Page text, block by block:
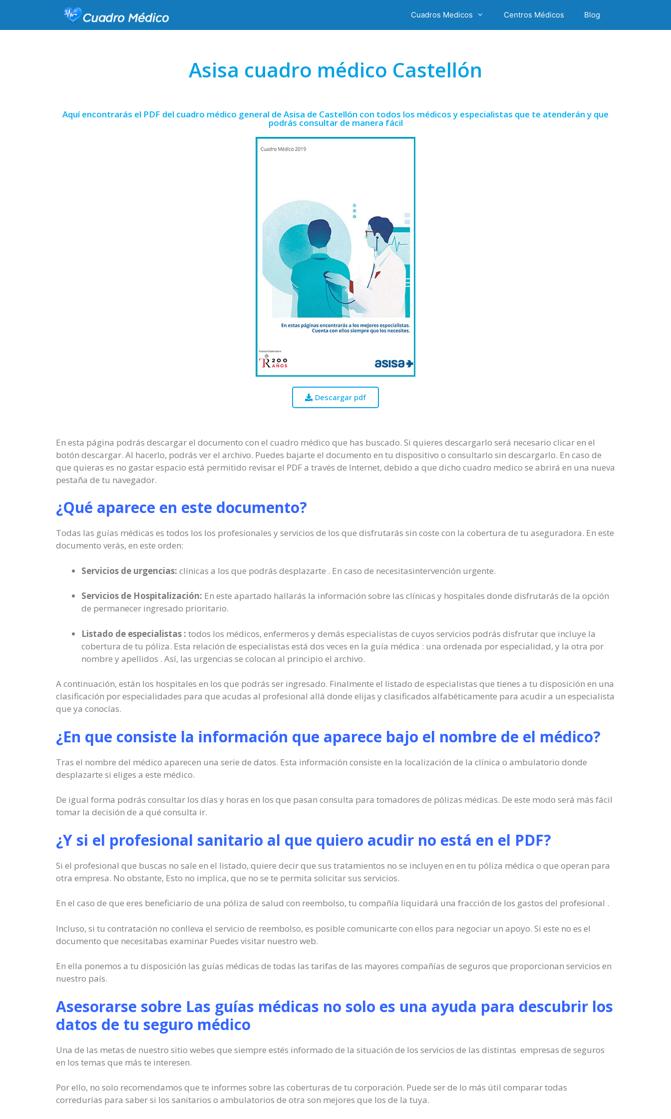
Cuadros Medicos Centros Médicos Blog
Asisa cuadro médico Castellón
Aquí encontrarás el PDF del cuadro médico general de Asisa de Castellón con todos los médicos y especialistas que te atenderán y que
podrás consultar de manera fácil
Descargar pdf
En esta página podrás descargar el documento con el cuadro médico que has buscado. Si quieres descargarlo será necesario clicar en el
botón descargar. Al hacerlo, podrás ver el archivo. Puedes bajarte el documento en tu dispositivo o consultarlo sin descargarlo. En caso de
que quieras es no gastar espacio está permitido revisar el PDF a través de Internet, debido a que dicho cuadro medico se abrirá en una nueva
pestaña de tu navegador.
¿Qué aparece en este documento?
Todas las guías médicas es todos los los profesionales y servicios de los que disfrutarás sin coste con la cobertura de tu aseguradora. En este
documento verás, en este orden:
Servicios de urgencias: clínicas a los que podrás desplazarte . En caso de necesitasintervención urgente.
Servicios de Hospitalización: En este apartado hallarás la información sobre las clínicas y hospitales donde disfrutarás de la opción
de permanecer ingresado prioritario.
Listado de especialistas : todos los médicos, enfermeros y demás especialistas de cuyos servicios podrás disfrutar que incluye la
cobertura de tu póliza. Esta relación de especialistas está dos veces en la guía médica : una ordenada por especialidad, y la otra por
nombre y apellidos . Así, las urgencias se colocan al principio el archivo.
A continuación, están los hospitales en los que podrás ser ingresado. Finalmente el listado de especialistas que tienes a tu disposición en una
clasificación por especialidades para que acudas al profesional allá donde elijas y clasificados alfabéticamente para acudir a un especialista
que ya conocías.
¿En que consiste la información que aparece bajo el nombre de el médico?
Tras el nombre del médico aparecen una serie de datos. Esta información consiste en la localización de la clínica o ambulatorio donde
desplazarte si eliges a este médico.
De igual forma podrás consultar los días y horas en los que pasan consulta para tomadores de pólizas médicas. De este modo será más fácil
tomar la decisión de a qué consulta ir.
¿Y si el profesional sanitario al que quiero acudir no está en el PDF?
Si el profesional que buscas no sale en el listado, quiere decir que sus tratamientos no se incluyen en en tu póliza médica o que operan para
otra empresa. No obstante, Esto no implica, que no se te permita solicitar sus servicios.
En el caso de que eres beneficiario de una póliza de salud con reembolso, tu compañía liquidará una fracción de los gastos del profesional .
Incluso, si tu contratación no conlleva el servicio de reembolso, es posible comunicarte con ellos para negociar un apoyo. Si este no es el
documento que necesitabas examinar Puedes visitar nuestro web.
En ella ponemos a tu disposición las guías médicas de todas las tarifas de las mayores compañías de seguros que proporcionan servicios en
nuestro país.
Asesorarse sobre Las guías médicas no solo es una ayuda para descubrir los
datos de tu seguro médico
Una de las metas de nuestro sitio webes que siempre estés informado de la situación de los servicios de las distintas empresas de seguros
en los temas que más te interesen.
Por ello, no solo recomendamos que te informes sobre las coberturas de tu corporación. Puede ser de lo más útil comparar todas
corredurías para saber si los sanitarios o ambulatorios de otra son mejores que los de la tuya.